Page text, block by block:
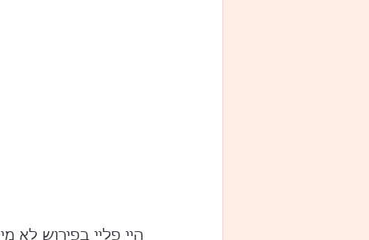
היי פליי בפירוש לא